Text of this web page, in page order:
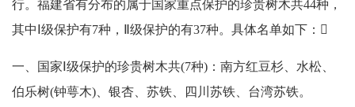
行。福建省有分布的属于国家重点保护的珍贵树木共44种，
其中Ⅰ级保护有7种，Ⅱ级保护的有37种。具体名单如下：
一、国家Ⅰ级保护的珍贵树木共(7种)：南方红豆杉、水松、
伯乐树(钟萼木)、银杏、苏铁、四川苏铁、台湾苏铁。